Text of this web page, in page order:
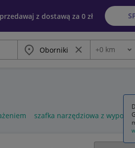
z dostawą za 0 zł
Miasto Wyczyść frazę
Odległość
+0 km
szafka narzędziowa z